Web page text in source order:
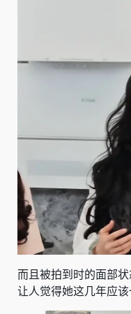
而且被拍到时的面部
让人觉得她这几年应该